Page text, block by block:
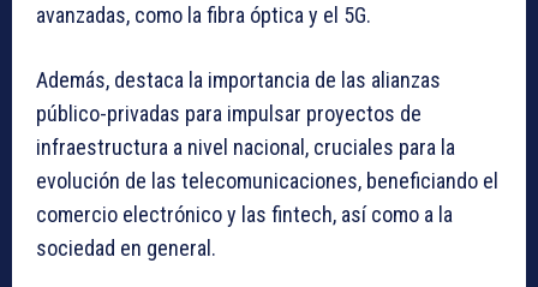
avanzadas, como la fibra óptica y el 5G.
Además, destaca la importancia de las alianzas
público-privadas para impulsar proyectos de
infraestructura a nivel nacional, cruciales para la
evolución de las telecomunicaciones, beneficiando el
comercio electrónico y las fintech, así como a la
sociedad en general.